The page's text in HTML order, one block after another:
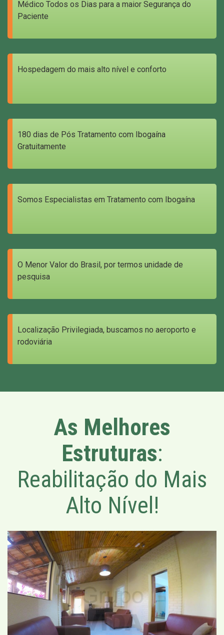
Médico Todos os Dias para a maior Segurança do
Paciente
Hospedagem do mais alto nível e conforto
180 dias de Pós Tratamento com Ibogaína
Gratuitamente
Somos Especialistas em Tratamento com Ibogaína
O Menor Valor do Brasil, por termos unidade de
pesquisa
Localização Privilegiada, buscamos no aeroporto e
rodoviária
As Melhores
Estruturas:
Reabilitação do Mais
Alto Nível!